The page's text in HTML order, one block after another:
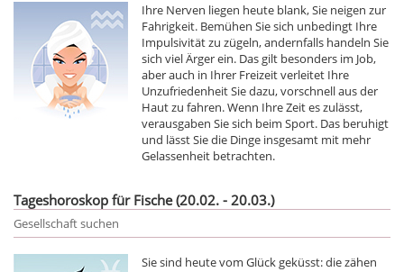
Ihre Nerven liegen heute blank, Sie neigen zur
Fahrigkeit. Bemühen Sie sich unbedingt Ihre
Impulsivität zu zügeln, andernfalls handeln Sie
sich viel Ärger ein. Das gilt besonders im Job,
aber auch in Ihrer Freizeit verleitet Ihre
Unzufriedenheit Sie dazu, vorschnell aus der
Haut zu fahren. Wenn Ihre Zeit es zulässt,
verausgaben Sie sich beim Sport. Das beruhigt
und lässt Sie die Dinge insgesamt mit mehr
Gelassenheit betrachten.
Tageshoroskop für Fische (20.02. - 20.03.)
Gesellschaft suchen
Sie sind heute vom Glück geküsst: die zähen